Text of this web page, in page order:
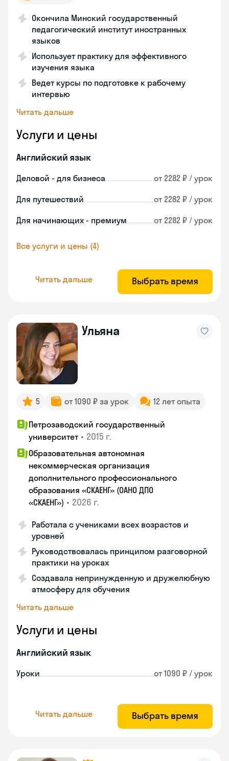
Окончила Минский государственный
педагогический институт иностранных
языков
Использует практику для эффективного
изучения языка
Ведет курсы по подготовке к рабочему
интервью
Читать дальше
Услуги и цены
Английский язык
Деловой - для бизнеса от 2282 ₽ / урок
Для путешествий от 2282 ₽ / урок
Для начинающих - премиум от 2282 ₽ / урок
Все услуги и цены (4)
Читать дальше Выбрать время
Ульяна
5 от 1090 ₽ за урок 12 лет опыта
Петрозаводский государственный
университет • 2015 г.
Образовательная автономная
некоммерческая организация
дополнительного профессионального
образования «СКАЕНГ» (ОАНО ДПО
«СКАЕНГ») • 2026 г.
Работала с учениками всех возрастов и
уровней
Руководствовалась принципом разговорной
практики на уроках
Создавала непринужденную и дружелюбную
атмосферу для обучения
Читать дальше
Услуги и цены
Английский язык
Уроки от 1090 ₽ / урок
Читать дальше Выбрать время